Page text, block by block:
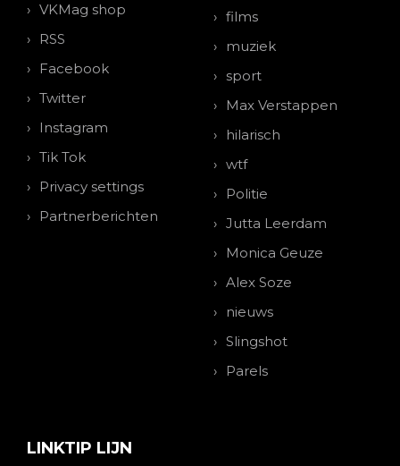
VKMag shop
RSS
Facebook
Twitter
Instagram
Tik Tok
Privacy settings
Partnerberichten
films
muziek
sport
Max Verstappen
hilarisch
wtf
Politie
Jutta Leerdam
Monica Geuze
Alex Soze
nieuws
Slingshot
Parels
LINKTIP LIJN